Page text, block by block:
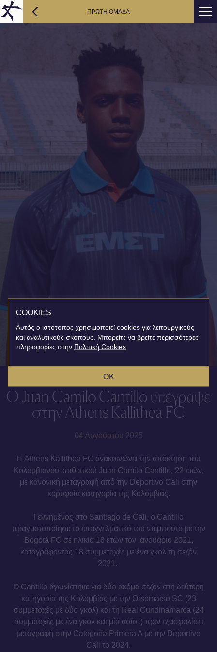
ΠΡΩΤΗ ΟΜΑΔΑ
Ο Juan Camilo Cantillo υπέγραψε
στην Athens Kallithea FC
04 Αυγούστου 2025
Η Athens Kallithea FC ανακοινώνει την απόκτηση του
Κολομβιανού επιθετικού Juan Camilo Cantillo, 22 ετών,
με κανονική μεταγραφή από την Deportivo Cali στην
κορυφαία κατηγορία της Κολομβίας.
Γεννημένος στο Santiago de Cali, o Cantillo
πραγματοποίησε το επαγγελματικό του ντεμπούτο με την
Bogotá FC σε ηλικία 18 ετών τον Ιανουάριο 2021,
καταγράφοντας 18 συμμετοχές με ένα γκολ τη σεζόν
2021.
Ο Cantillo αγωνίστηκε για δύο ακόμα σεζόν στη δεύτερη
κατηγορία της Κολομβίας με την Orsomarso SC (23
συμμετοχές με δύο γκολ) και τη Real Cundinamarca (24
συμμετοχές με ένα γκολ και μία ασίστ) πριν εξασφαλίσει
μεταγραφή στην Categoría Primera A με την Deportivo
Cali το 2024.
COOKIES
Αυτός ο ιστότοπος χρησιμοποιεί cookies για λειτουργικούς
και αναλυτικούς σκοπούς. Μπορείτε να βρείτε περισσότερες
πληροφορίες στην Πολιτική Cookies
OK